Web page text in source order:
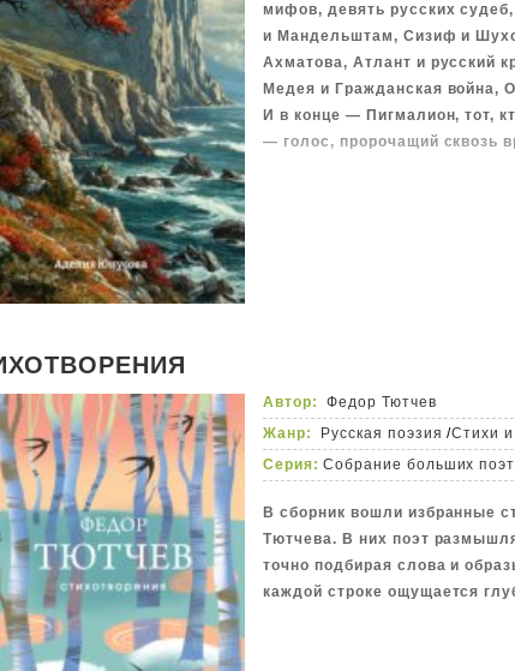
мифов, девять русских
и Мандельштам, Сизиф и
Ахматова, Атлант и русский
Медея и Гражданская война,
И в конце — Пигмалион, тот,
— голос, пророчащий сквозь
Автор:
Федор Тютчев
Жанр:
Русская поэзия /Стихи
Серия: Собрание больших
В сборник вошли избранные
Тютчева. В них поэт
точно подбирая слова и
каждой строке ощущается